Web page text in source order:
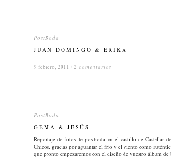
PostBoda
JUAN DOMINGO & ÉRIKA
9 febrero, 2011 / 2 comentarios
PostBoda
JUAN DOMINGO & ÉRIKA
9 febrero, 2011 / 2 comentarios
PostBoda
GEMA & JESÚS
Reportaje de fotos de postboda en el castillo de Castellar
Chicos, gracias por aguantar el frío y el viento como
que pronto empezaremos con el diseño de vuestro álbum de
PostBoda
GEMA & JESÚS